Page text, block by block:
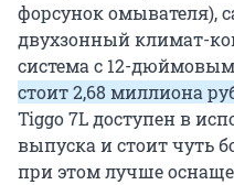
форсунок омывателя),
двухзонный климат-
система с 12-
стоит 2,68 миллиона
Tiggo 7L доступен в
выпуска и стоит чуть
при этом лучше